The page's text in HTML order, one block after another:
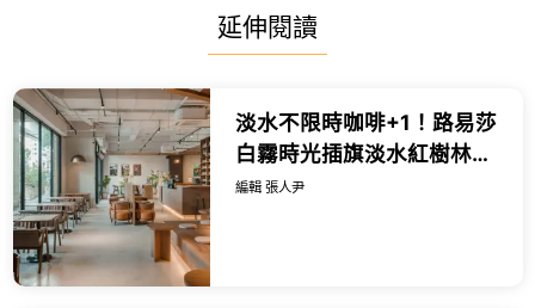
延伸閱讀
淡水不限時咖啡+1！路易莎
白霧時光插旗淡水紅樹林，
咖啡三重奏 早午餐百元起。
編輯 張人尹